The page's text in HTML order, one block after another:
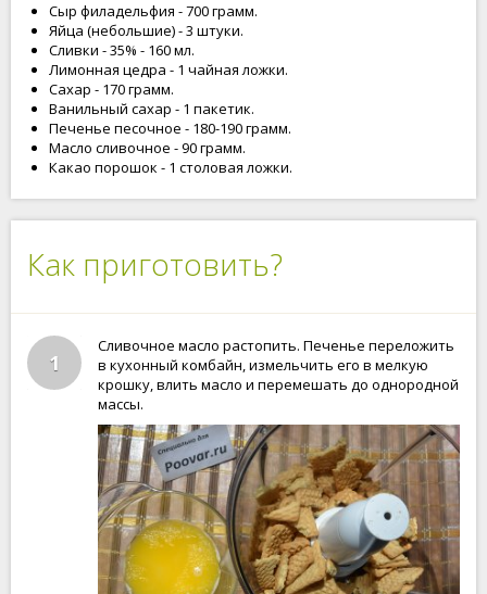
Сыр филадельфия - 700 грамм.
Яйца (небольшие) - 3 штуки.
Сливки - 35% - 160 мл.
Лимонная цедра - 1 чайная ложки.
Сахар - 170 грамм.
Ванильный сахар - 1 пакетик.
Печенье песочное - 180-190 грамм.
Масло сливочное - 90 грамм.
Какао порошок - 1 столовая ложки.
Как приготовить?
1
Сливочное масло растопить. Печенье переложить
в кухонный комбайн, измельчить его в мелкую
крошку, влить масло и перемешать до однородной
массы.